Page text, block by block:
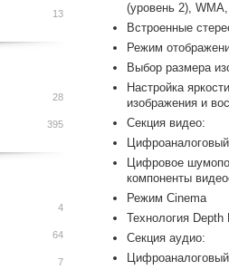
(уровень 2),
Встроенные
Режим
Выбор размера
Настройка
изображения и
Секция видео:
Цифровое
компоненты
Режим Cinema
Технология Depth
Секция аудио:
13
28
395
4
64
7